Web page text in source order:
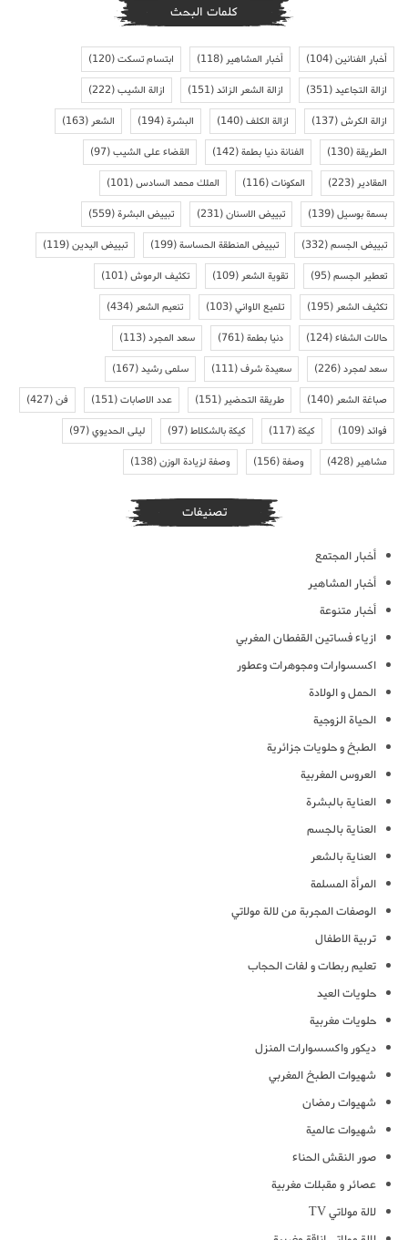
كلمات البحث
أخبار الفنانين(104) أخبار المشاهير(118) ابتسام تسكت(120)
ازالة التجاعيد(351) ازالة الشعر الزائد(151) ازالة الشيب(222)
ازالة الكرش(137) ازالة الكلف(140) البشرة(194) الشعر(163)
الطريقة(130) الفنانة دنيا بطمة(142) القضاء على الشيب(97)
المقادير(223) المكونات(116) الملك محمد السادس(101)
بسمة بوسيل(139) تبييض الاسنان(231) تبييض البشرة(559)
تبييض الجسم(332) تبييض المنطقة الحساسة(199) تبييض اليدين(119)
تعطير الجسم(95) تقوية الشعر(109) تكثيف الرموش(101)
تكثيف الشعر(195) تلميع الاواني(103) تنعيم الشعر(434)
حالات الشفاء(124) دنيا بطمة(761) سعد المجرد(113)
سعد لمجرد(226) سعيدة شرف(111) سلمى رشيد(167)
صباغة الشعر(140) طريقة التحضير(151) عدد الاصابات(151) فن(427)
فوائد(109) كيكة(117) كيكة بالشكلاط(97) ليلى الحديوي(97)
مشاهير(428) وصفة(156) وصفة لزيادة الوزن(138)
تصنيفات
أخبار المجتمع
أخبار المشاهير
أخبار متنوعة
ازياء فساتين القفطان المغربي
اكسسوارات ومجوهرات وعطور
الحمل و الولادة
الحياة الزوجية
الطبخ و حلويات جزائرية
العروس المغربية
العناية بالبشرة
العناية بالجسم
العناية بالشعر
المرأة المسلمة
الوصفات المجربة من لالة مولاتي
تربية الاطفال
تعليم ربطات و لفات الحجاب
حلويات العيد
حلويات مغربية
ديكور واكسسوارات المنزل
شهيوات الطبخ المغربي
شهيوات رمضان
شهيوات عالمية
صور النقش الحناء
عصائر و مقبلات مغربية
لالة مولاتي TV